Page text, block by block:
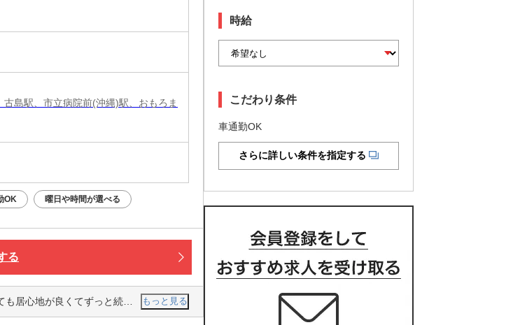
島駅、市立病院前(沖縄)駅、おもろま
OK 曜日や時間が選べる
る
るととても簡単でハンディーもすぐにわたしは覚えました！ もっと見る
時給
こだわり条件
車通勤OK
さらに詳しい条件を指定する